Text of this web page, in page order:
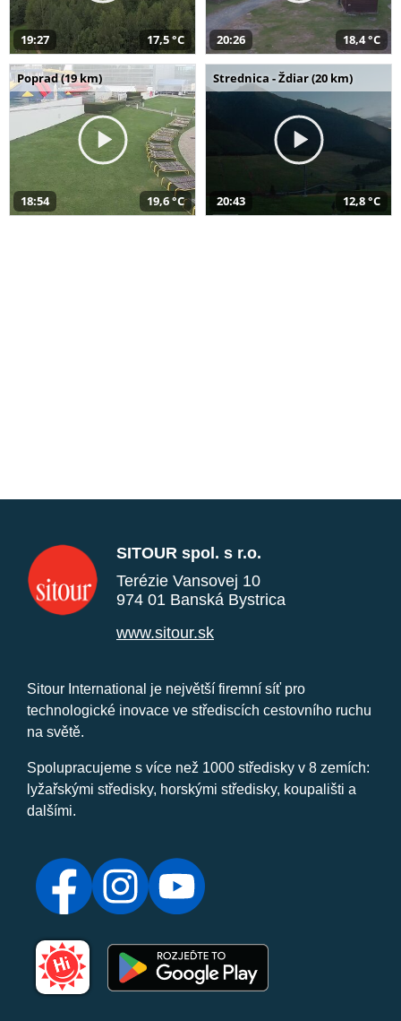
19:27 17,5 °C 20:26 18,4 °C
Poprad (19 km)
18:54 19,6 °C
Strednica - Ždiar (20 km)
20:43 12,8 °C
SITOUR spol. s r.o.
Terézie Vansovej 10
974 01 Banská Bystrica
www.sitour.sk
Sitour International je největší firemní síť pro
technologické inovace ve střediscích cestovního ruchu
na světě.
Spolupracujeme s více než 1000 středisky v 8 zemích:
lyžařskými středisky, horskými středisky, koupališti a
dalšími.